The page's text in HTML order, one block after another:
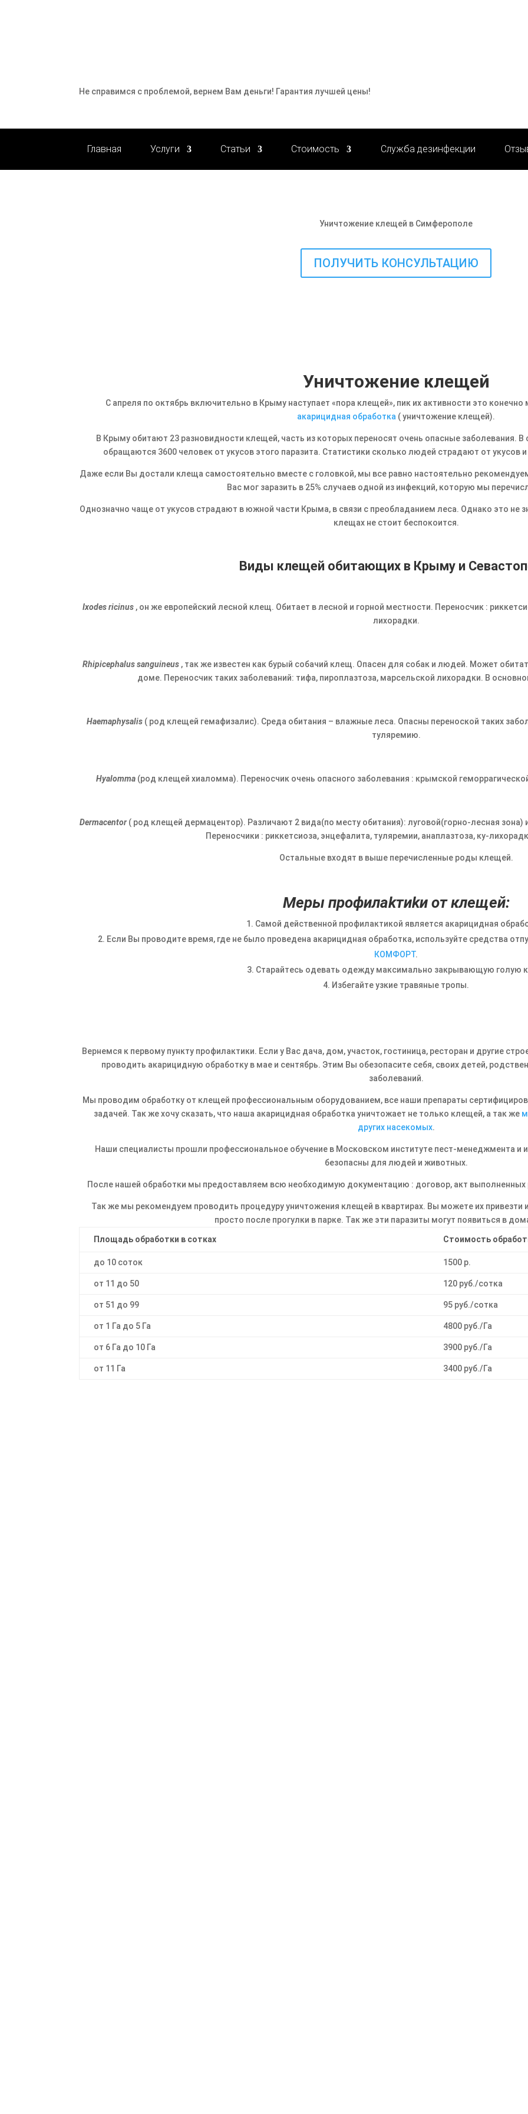
Не справимся с проблемой, вернем Вам деньги! Гарантия лучшей цены!
Главная Услуги Статьи Стоимость Служба дезинфекции
Уничтожение клещей в Симферополе
ПОЛУЧИТЬ КОНСУЛЬТАЦИЮ
Уничтожение клещей
С апреля по октябрь включительно в Крыму наступает «пора клещей», пик их активности это конечно
акарицидная обработка ( уничтожение клещей).
В Крыму обитают 23 разновидности клещей, часть из которых переносят очень опасные заболевания.
обращаются 3600 человек от укусов этого паразита. Статистики сколько людей страдают от
Даже если Вы достали клеща самостоятельно вместе с головкой, мы все равно настоятельно
Вас мог заразить в 25% случаев одной из инфекций, которую мы
Однозначно чаще от укусов страдают в южной части Крыма, в связи с преобладанием леса. Однако это не
клещах не стоит беспокоится.
Виды клещей обитающих в Крыму и
Ixodes ricinus, он же европейский лесной клещ. Обитает в лесной и горной местности. Переносчик :
лихорадки.
Rhipicephalus sanguineus , так же известен как бурый собачий клещ. Опасен для собак и людей. Может
доме. Переносчик таких заболеваний: тифа, пироплазтоза, марсельской лихорадки. В
Haemaphysalis( род клещей гемафизалис). Среда обитания – влажные леса. Опасны переноской таких
туляремию.
Hyalomma(род клещей хиаломма). Переносчик очень опасного заболевания : крымской
Dermacentor( род клещей дермацентор). Различают 2 вида(по месту обитания): луговой(горно-лесная зона)
Переносчики : риккетсиоза, энцефалита, туляремии, анаплазтоза, ку-
Остальные входят в выше перечисленные роды клещей.
Мepы пpoфилakтиkи от клещей:
Самой действенной профилактикой является акарицидная
Если Вы проводите время, где не было проведена акарицидная обработка, используйте средства
КОМФОРТ.
Старайтесь одевать одежду максимально закрывающую голую
Избегайте узкие травяные тропы.
Вернемся к первому пункту профилактики. Если у Вас дача, дом, участок, гостиница, ресторан и другие
проводить акарицидную обработку в мае и сентябрь. Этим Вы обезопасите себя, своих детей,
заболеваний.
Мы проводим обработку от клещей профессиональным оборудованием, все наши препараты
задачей. Так же хочу сказать, что наша акарицидная обработка уничтожает не только клещей, а так же
других насекомых.
Наши специалисты прошли профессиональное обучение в Московском институте пест-менеджмента
безопасны для людей и животных.
После нашей обработки мы предоставляем всю необходимую документацию : договор, акт выполненных
Так же мы рекомендуем проводить процедуру уничтожения клещей в квартирах. Вы можете их привезти
просто после прогулки в парке. Так же эти паразиты могут появиться в
Площадь обработки в сотках Стоимость
до 10 соток 1500 р.
от 11 до 50 120 руб./сотка
от 51 до 99 95 руб./сотка
от 1 Га до 5 Га 4800 руб./Га
от 6 Га до 10 Га 3900 руб./Га
от 11 Га 3400 руб./Га